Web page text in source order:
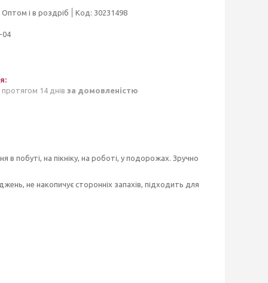
Оптом і в роздріб Код: 30231498
04
14 днів за домовленістю
побуті, на пікніку, на роботі, у подорожах. Зручно
не накопичує сторонніх запахів, підходить для